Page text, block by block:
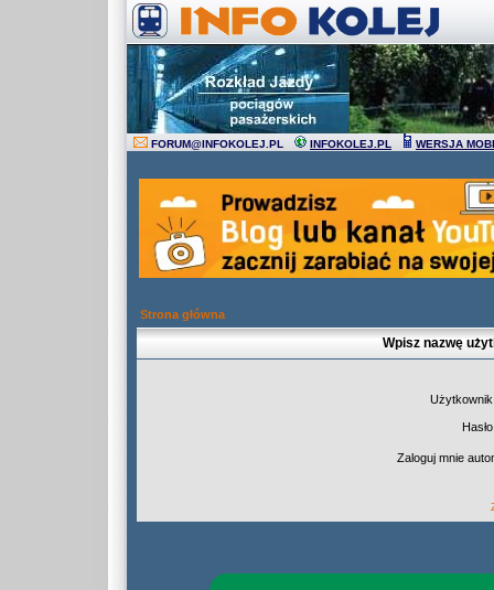
FORUM@INFOKOLEJ.PL INFOKOLEJ.PL WERSJA
Strona główna
Wpisz nazwę
Zaloguj mnie